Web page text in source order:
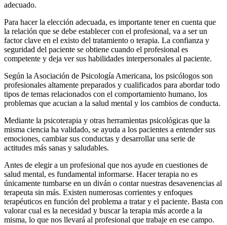
adecuado.
Para hacer la elección adecuada, es importante tener en cuenta que
la relación que se debe establecer con el profesional, va a ser un
factor clave en el existo del tratamiento o terapia. La confianza y
seguridad del paciente se obtiene cuando el profesional es
competente y deja ver sus habilidades interpersonales al paciente.
Según la Asociación de Psicología Americana, los psicólogos son
profesionales altamente preparados y cualificados para abordar todo
tipos de temas relacionados con el comportamiento humano, los
problemas que acucian a la salud mental y los cambios de conducta.
Mediante la psicoterapia y otras herramientas psicológicas que la
misma ciencia ha validado, se ayuda a los pacientes a entender sus
emociones, cambiar sus conductas y desarrollar una serie de
actitudes más sanas y saludables.
Antes de elegir a un profesional que nos ayude en cuestiones de
salud mental, es fundamental informarse. Hacer terapia no es
únicamente tumbarse en un diván o contar nuestras desavenencias al
terapeuta sin más. Existen numerosas corrientes y enfoques
terapéuticos en función del problema a tratar y el paciente. Basta con
valorar cual es la necesidad y buscar la terapia más acorde a la
misma, lo que nos llevará al profesional que trabaje en ese campo.